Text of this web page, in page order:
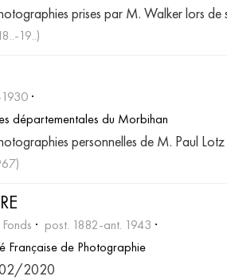
prises par M. Walker lors
19..)
départementales du Morbihan
personnelles de M. Paul Lotz
Fonds
post. 1882-ant. 1943
Française de Photographie
02/2020